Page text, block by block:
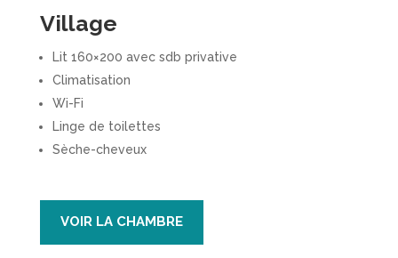
Village
Lit 160×200 avec sdb privative
Climatisation
Wi-Fi
Linge de toilettes
Sèche-cheveux
VOIR LA CHAMBRE